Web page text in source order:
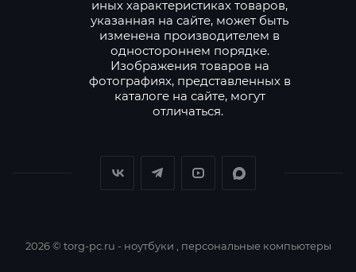
иных характеристиках товаров,
указанная на сайте, может быть
изменена производителем в
одностороннем порядке.
Изображения товаров на
фотографиях, представленных в
каталоге на сайте, могут
отличаться.
2026 © torg-pc.ru - ноутбуки , персональные компьютеры